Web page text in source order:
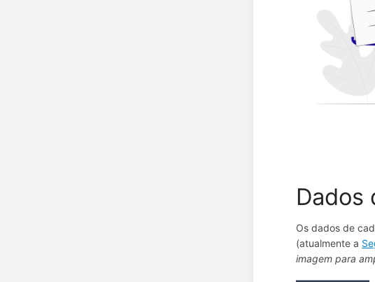
Dados
Os dados de
(atualmente a
imagem para